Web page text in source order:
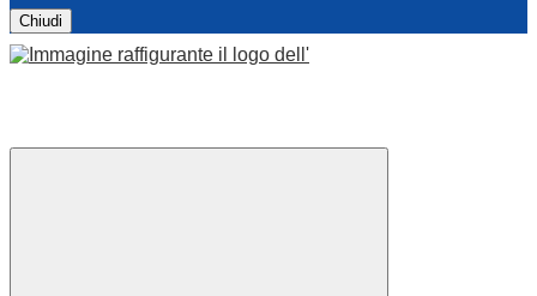
Chiudi